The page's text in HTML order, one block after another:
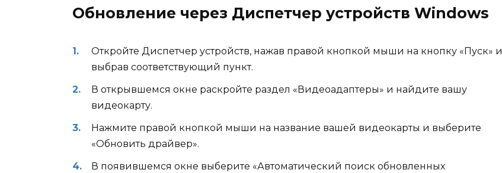
Обновление через Диспетчер устройств Windows
Откройте Диспетчер устройств, нажав правой кнопкой мыши на кнопку «Пуск» и
выбрав соответствующий пункт.
В открывшемся окне раскройте раздел «Видеоадаптеры» и найдите вашу
видеокарту.
Нажмите правой кнопкой мыши на название вашей видеокарты и выберите
«Обновить драйвер».
В появившемся окне выберите «Автоматический поиск обновленных